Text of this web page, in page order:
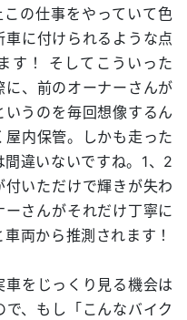
の仕事をやっていて色
に付けられるような点
す！ そしてこういった
、前のオーナーさんが
うのを毎回想像するん
内保管。しかも走った
違いないですね。1、2
いただけで輝きが失わ
さんがそれだけ丁寧に
両から推測されます！
をじっくり見る機会は
、もし「こんなバイク